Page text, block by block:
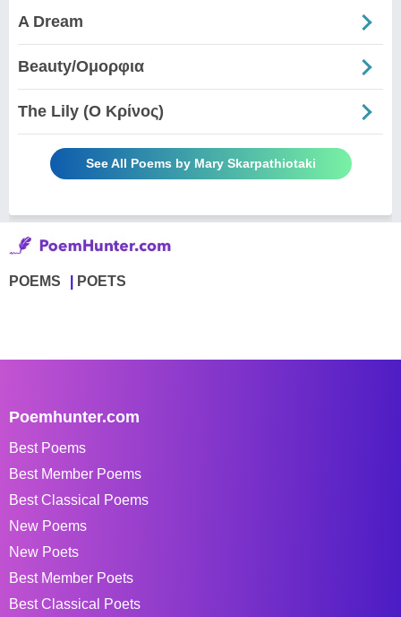
A Dream
Beauty/Ομορφια
The Lily (Ο Κρίνος)
See All Poems by Mary Skarpathiotaki
POEMS POETS
Poemhunter.com
Best Poems
Best Member Poems
Best Classical Poems
New Poems
New Poets
Best Member Poets
Best Classical Poets